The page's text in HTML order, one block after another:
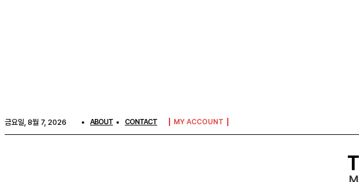
금요일, 8월 7, 2026 ABOUT CONTACT MY ACCOUNT